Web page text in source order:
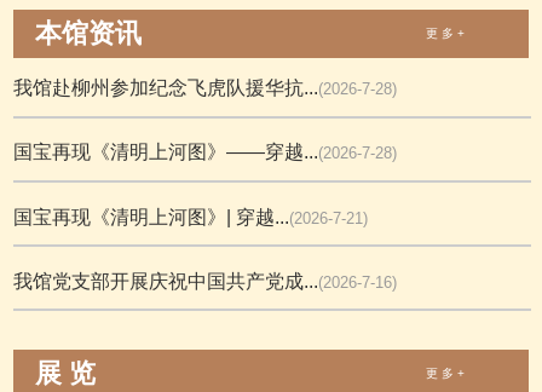
本馆资讯 更 多 +
我馆赴柳州参加纪念飞虎队援华抗...(2026-7-28)
国宝再现《清明上河图》——穿越...(2026-7-28)
国宝再现《清明上河图》| 穿越...(2026-7-21)
我馆党支部开展庆祝中国共产党成...(2026-7-16)
展 览 更 多 +